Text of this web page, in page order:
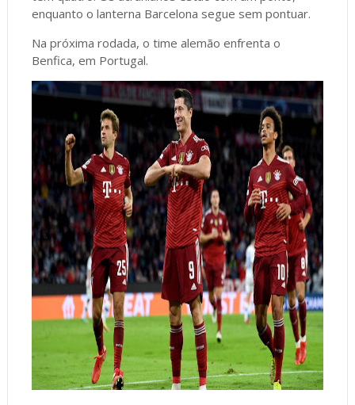
enquanto o lanterna Barcelona segue sem pontuar.
Na próxima rodada, o time alemão enfrenta o
Benfica, em Portugal.